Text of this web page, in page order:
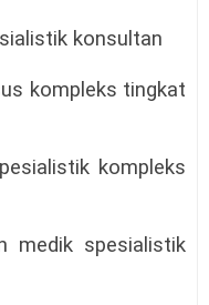
konsultan
kompleks tingkat
kompleks
medik spesialistik